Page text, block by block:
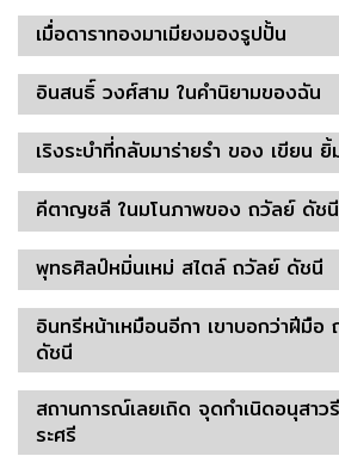
เมื่อดาราทองมาเมียงมองรูปปั้น
อินสนธิ์ วงศ์สาม ในคำนิยามของฉัน
เริงระบำที่กลับมาร่ายรำ ของ เขียน ยิ้
คีตาญชลี ในมโนภาพของ ถวัลย์ ดัชนี
พุทธศิลป์หมิ่นเหม่ สไตล์ ถวัลย์ ดัชนี
อินทรีหน้าเหมือนอีกา เขาบอกว่าฝีมือ
ดัชนี
สถานการณ์เลยเถิด จุดกำเนิดอนุสา
ระศรี